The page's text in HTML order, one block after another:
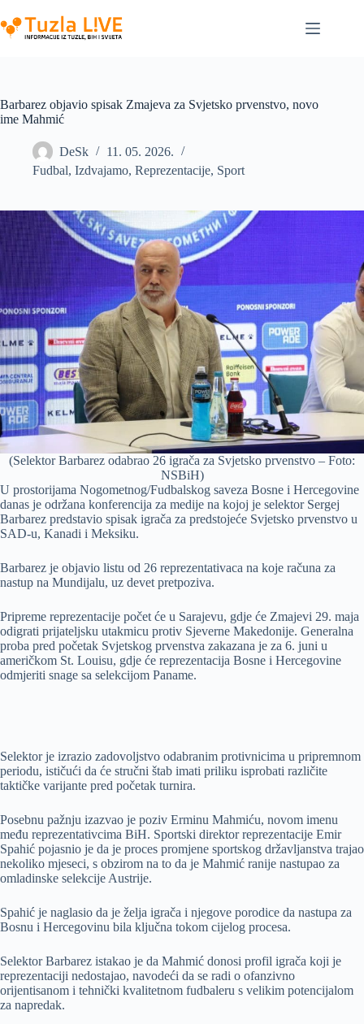
to
content
Barbarez objavio spisak Zmajeva za Svjetsko prvenstvo, novo
ime Mahmić
DeSk
11. 05. 2026.
Fudbal, Izdvajamo, Reprezentacije, Sport
(Selektor Barbarez odabrao 26 igrača za Svjetsko prvenstvo – Foto:
NSBiH)
U prostorijama Nogometnog/Fudbalskog saveza Bosne i Hercegovine
danas je održana konferencija za medije na kojoj je selektor Sergej
Barbarez predstavio spisak igrača za predstojeće Svjetsko prvenstvo u
SAD-u, Kanadi i Meksiku.
Barbarez je objavio listu od 26 reprezentativaca na koje računa za
nastup na Mundijalu, uz devet pretpoziva.
Pripreme reprezentacije počet će u Sarajevu, gdje će Zmajevi 29. maja
odigrati prijateljsku utakmicu protiv Sjeverne Makedonije. Generalna
proba pred početak Svjetskog prvenstva zakazana je za 6. juni u
američkom St. Louisu, gdje će reprezentacija Bosne i Hercegovine
odmjeriti snage sa selekcijom Paname.
Selektor je izrazio zadovoljstvo odabranim protivnicima u pripremnom
periodu, ističući da će stručni štab imati priliku isprobati različite
taktičke varijante pred početak turnira.
Posebnu pažnju izazvao je poziv Erminu Mahmiću, novom imenu
među reprezentativcima BiH. Sportski direktor reprezentacije Emir
Spahić pojasnio je da je proces promjene sportskog državljanstva trajao
nekoliko mjeseci, s obzirom na to da je Mahmić ranije nastupao za
omladinske selekcije Austrije.
Spahić je naglasio da je želja igrača i njegove porodice da nastupa za
Bosnu i Hercegovinu bila ključna tokom cijelog procesa.
Selektor Barbarez istakao je da Mahmić donosi profil igrača koji je
reprezentaciji nedostajao, navodeći da se radi o ofanzivno
orijentisanom i tehnički kvalitetnom fudbaleru s velikim potencijalom
za napredak.